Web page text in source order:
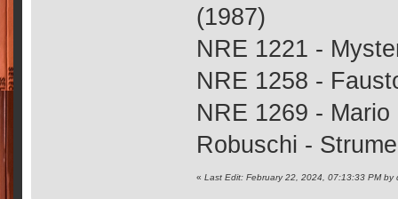
(1987)
NRE 1221 -
NRE 1258 -
NRE 1269 -
Robuschi -
«Last Edit: February 22, 2024, 07:13:33 PM by